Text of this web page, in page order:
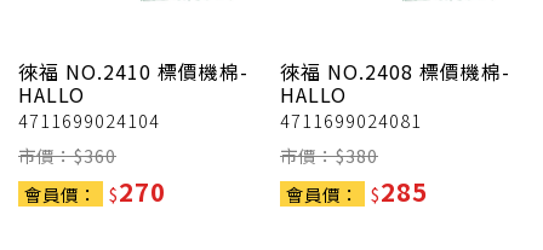
徠福 NO.2410 標價機棉-
HALLO
4711699024104
市價：$360
會員價：
$270
徠福 NO.2408 標價機棉-
HALLO
4711699024081
市價：$380
會員價：
$285